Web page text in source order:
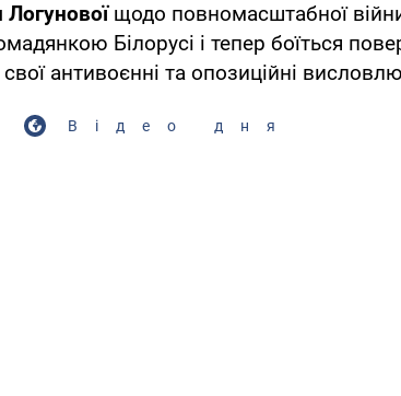
Логуновоїщодо повномасштабної
Білорусі і тепер боїться
антивоєнні та опозиційні
Відео дня